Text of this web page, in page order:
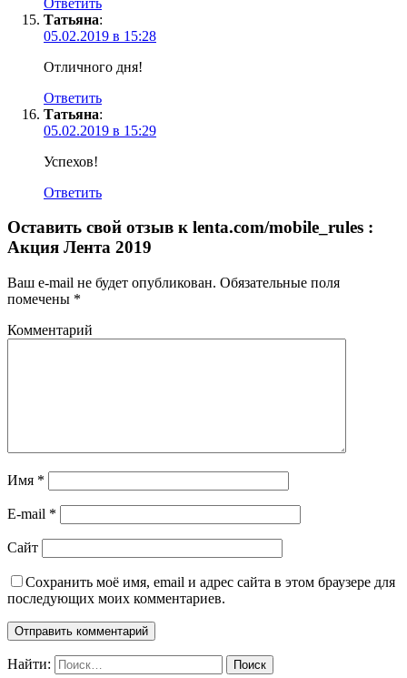
Татьяна:
05.02.2019 в 15:28
Отличного дня!
Ответить
Татьяна:
05.02.2019 в 15:29
Успехов!
Ответить
Оставить свой отзыв к lenta.com/mobile_rules :
Акция Лента 2019
Ваш e-mail не будет опубликован. Обязательные поля
помечены *
Комментарий
Имя *
E-mail *
Сайт
Сохранить моё имя, email и адрес сайта в этом браузере для
последующих моих комментариев.
Найти: